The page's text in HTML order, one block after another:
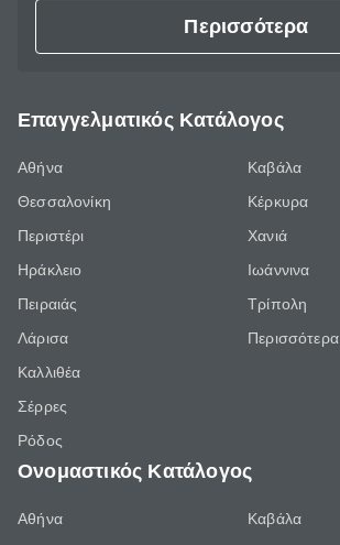
Περισσότερα
Επαγγελματικός Κατάλογος
Αθήνα
Θεσσαλονίκη
Περιστέρι
Ηράκλειο
Πειραιάς
Λάρισα
Καλλιθέα
Σέρρες
Ρόδος
Καβάλα
Κέρκυρα
Χανιά
Ιωάννινα
Τρίπολη
Περισσότερα
Ονομαστικός Κατάλογος
Αθήνα
Καβάλα